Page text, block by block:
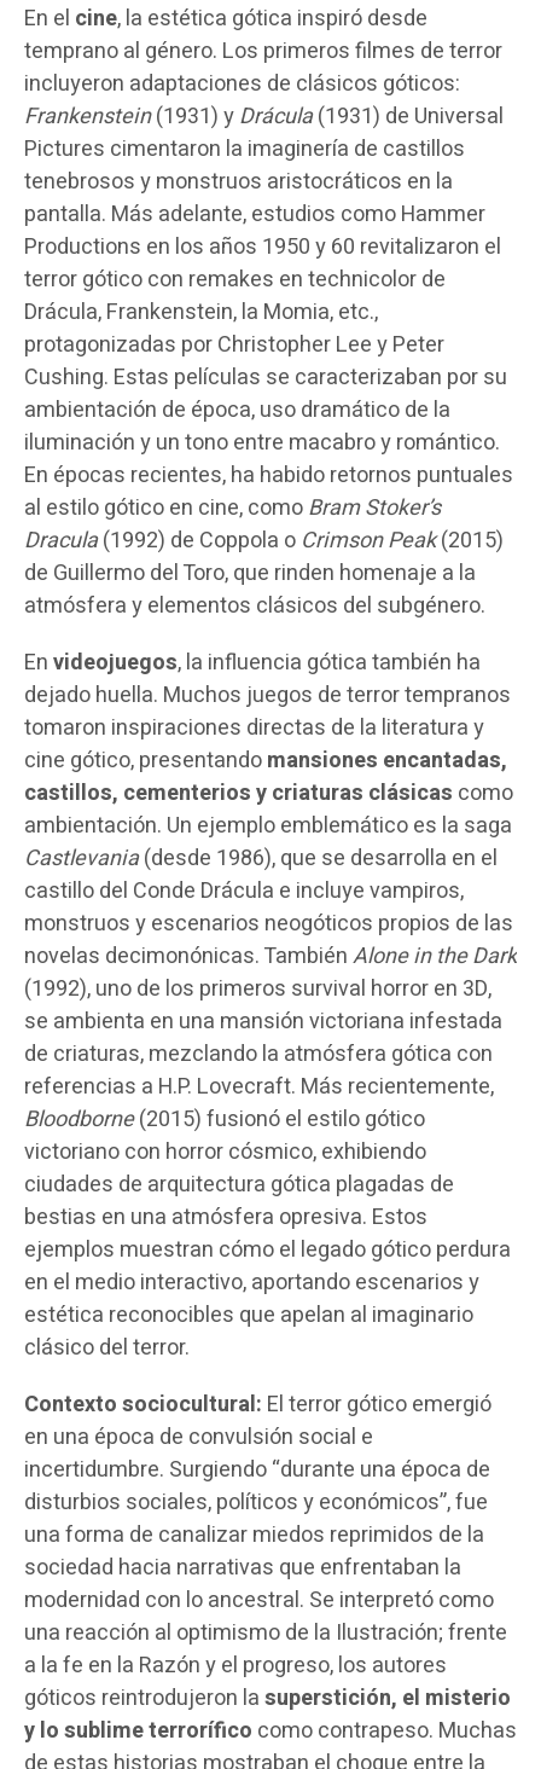
En el cine, la estética gótica inspiró desde
temprano al género. Los primeros filmes de terror
incluyeron adaptaciones de clásicos góticos:
Frankenstein(1931) yDrácula(1931) de Universal
Pictures cimentaron la imaginería de castillos
tenebrosos y monstruos aristocráticos en la
pantalla. Más adelante, estudios como Hammer
Productions en los años 1950 y 60 revitalizaron el
terror gótico con remakes en technicolor de
Drácula, Frankenstein, la Momia, etc.,
protagonizadas por Christopher Lee y Peter
Cushing. Estas películas se caracterizaban por su
ambientación de época, uso dramático de la
iluminación y un tono entre macabro y romántico.
En épocas recientes, ha habido retornos puntuales
al estilo gótico en cine, comoBram Stoker’s
Dracula(1992) de Coppola o Crimson Peak(2015)
de Guillermo del Toro, que rinden homenaje a la
atmósfera y elementos clásicos del subgénero.
Envideojuegos, la influencia gótica también ha
dejado huella. Muchos juegos de terror tempranos
tomaron inspiraciones directas de la literatura y
cine gótico, presentandomansiones encantadas,
castillos, cementerios y criaturas clásicas como
ambientación. Un ejemplo emblemático es la saga
Castlevania(desde 1986), que se desarrolla en el
castillo del Conde Drácula e incluye vampiros,
monstruos y escenarios neogóticos propios de las
novelas decimonónicas. TambiénAlone in the Dark
(1992), uno de los primeros survival horror en 3D,
se ambienta en una mansión victoriana infestada
de criaturas, mezclando la atmósfera gótica con
referencias a H.P. Lovecraft. Más recientemente,
Bloodborne(2015) fusionó el estilo gótico
victoriano con horror cósmico, exhibiendo
ciudades de arquitectura gótica plagadas de
bestias en una atmósfera opresiva. Estos
ejemplos muestran cómo el legado gótico perdura
en el medio interactivo, aportando escenarios y
estética reconocibles que apelan al imaginario
clásico del terror.
Contexto sociocultural: El terror gótico emergió
en una época de convulsión social e
incertidumbre. Surgiendo “durante una época de
disturbios sociales, políticos y económicos”, fue
una forma de canalizar miedos reprimidos de la
sociedad hacia narrativas que enfrentaban la
modernidad con lo ancestral. Se interpretó como
una reacción al optimismo de la Ilustración; frente
a la fe en la Razón y el progreso, los autores
góticos reintrodujeron lasuperstición, el misterio
y lo sublime terrorífico como contrapeso. Muchas